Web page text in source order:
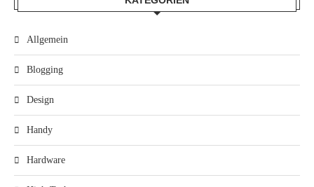
Allgemein
Blogging
Design
Handy
Hardware